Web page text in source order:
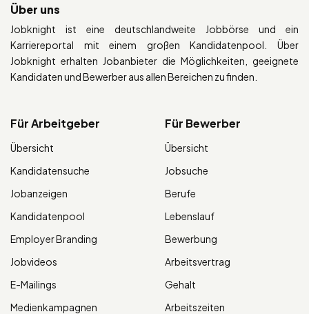
Über uns
Jobknight ist eine deutschlandweite Jobbörse und ein
Karriereportal mit einem großen Kandidatenpool. Über
Jobknight erhalten Jobanbieter die Möglichkeiten, geeignete
Kandidaten und Bewerber aus allen Bereichen zu finden.
Für Arbeitgeber
Übersicht
Kandidatensuche
Jobanzeigen
Kandidatenpool
Employer Branding
Jobvideos
E-Mailings
Medienkampagnen
Für Bewerber
Übersicht
Jobsuche
Berufe
Lebenslauf
Bewerbung
Arbeitsvertrag
Gehalt
Arbeitszeiten